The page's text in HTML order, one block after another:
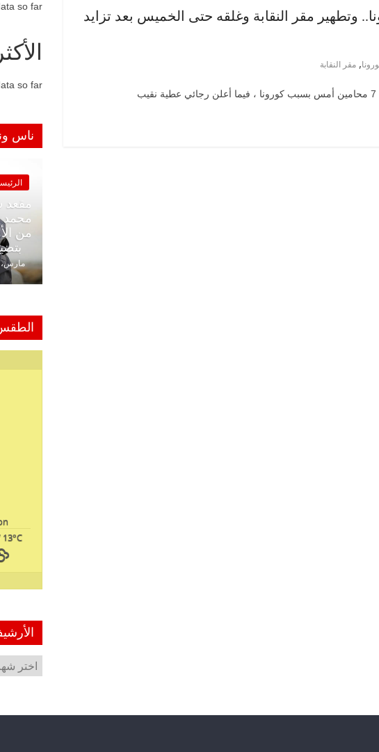
وتطهير مقر النقابة وغلقه حتى الخميس بعد تزايد
, مقر النقابة
so far.
so far.
ناس
من
بتضيع في السجن
15
°C
الأرشيف